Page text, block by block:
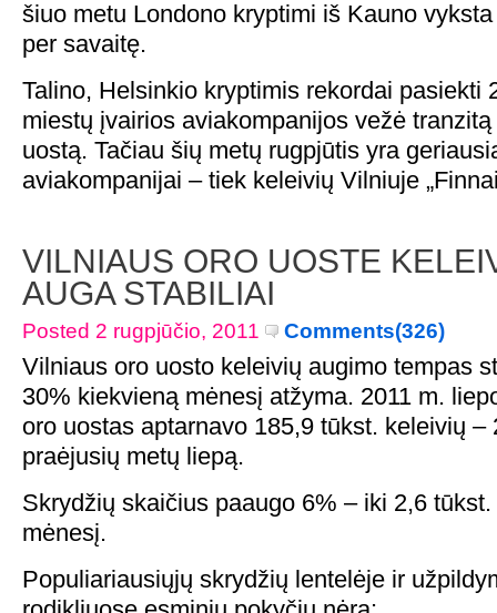
šiuo metu Londono kryptimi iš Kauno
per savaitę.
Talino, Helsinkio kryptimis rekordai pasiekti
miestų įvairios aviakompanijos vežė
uostą. Tačiau šių metų rugpjūtis yra
aviakompanijai – tiek keleivių Vilniuje
VILNIAUS ORO UOSTE
AUGA STABILIAI
Posted 2 rugpjūčio, 2011 Comments(326)
Vilniaus oro uosto keleivių augimo tempas
30% kiekvieną mėnesį atžyma. 2011 m.
oro uostas aptarnavo 185,9 tūkst. keleivių –
praėjusių metų liepą.
Skrydžių skaičius paaugo 6% – iki 2,6
mėnesį.
Populiariausiųjų skrydžių lentelėje ir